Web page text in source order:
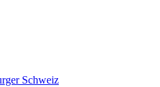
Schweiz